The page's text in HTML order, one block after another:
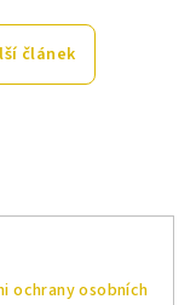
článek
ochrany osobních